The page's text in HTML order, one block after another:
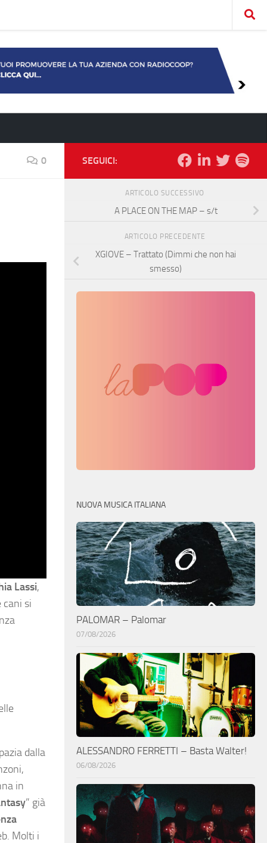
0
Lassi,
cani si
dalla
in
” già
Molti i
SEGUICI:
ARTICOLO SUCCESSIVO
A PLACE ON THE MAP – s/t
ARTICOLO PRECEDENTE
XGIOVE – Trattato (Dimmi che non hai
smesso)
NUOVA MUSICA ITALIANA
PALOMAR – Palomar
07/08/2026
ALESSANDRO FERRETTI – Basta Walter!
06/08/2026